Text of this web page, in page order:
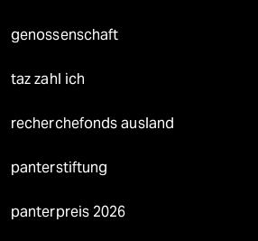
genossenschaft
taz zahl ich
recherchefonds ausland
panterstiftung
panterpreis 2026